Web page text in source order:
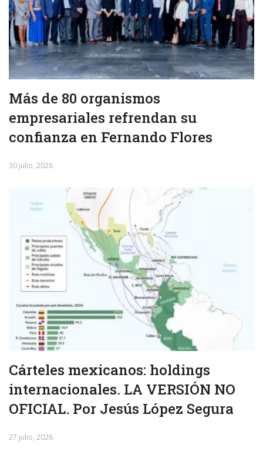
Más de 80 organismos
empresariales refrendan su
confianza en Fernando Flores
30 julio, 2026
Cárteles mexicanos: holdings
internacionales. LA VERSIÓN NO
OFICIAL. Por Jesús López Segura
27 julio, 2026